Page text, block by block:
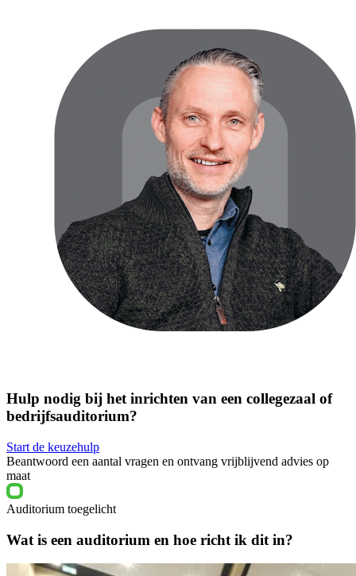
Hulp nodig bij het inrichten van een collegezaal of
bedrijfsauditorium?
Start de keuzehulp
Beantwoord een aantal vragen en ontvang vrijblijvend advies op
maat
Auditorium toegelicht
Wat is een auditorium en hoe richt ik dit in?